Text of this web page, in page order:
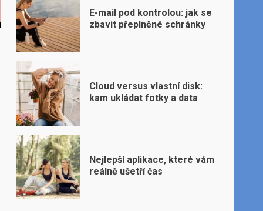
E-mail pod kontrolou: jak se
zbavit přeplněné schránky
Cloud versus vlastní disk:
kam ukládat fotky a data
Nejlepší aplikace, které vám
reálně ušetří čas